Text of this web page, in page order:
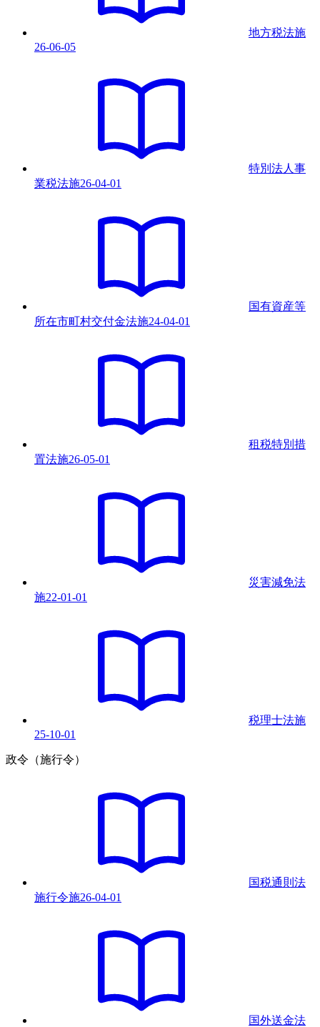
地方税法施
26-06-05
特別法人事
業税法施26-04-01
国有資産等
所在市町村交付金法施24-04-01
租税特別措
置法施26-05-01
災害減免法
施22-01-01
税理士法施
25-10-01
政令（施行令）
国税通則法
施行令施26-04-01
国外送金法